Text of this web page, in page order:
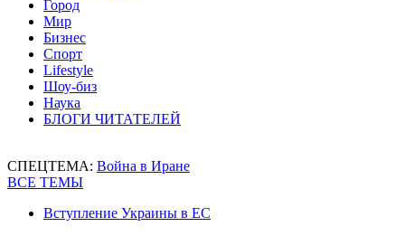
Город
Мир
Бизнес
Спорт
Lifestyle
Шоу-биз
Наука
БЛОГИ ЧИТАТЕЛЕЙ
СПЕЦТЕМА: Война в Иране
ВСЕ ТЕМЫ
Вступление Украины в ЕС